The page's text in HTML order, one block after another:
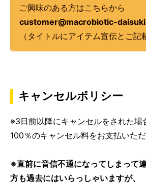
ご興味のある方はこちらから
customer@macrobiotic-
（タイトルにアイテム宣伝とご記
キャンセルポリシー
※3日前以降にキャンセルをされた場
100％のキャンセル料をお支払いただ
※直前に音信不通になってしまって
方も過去にはいらっしゃいますが、